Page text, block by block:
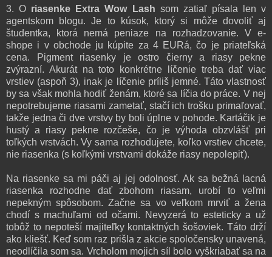
3. O riasenke Extra Wow Lash som zatiaľ písala len v
agentskom blogu. Je to kúsok, ktorý si môže dovoliť aj
študentka, ktorá nemá peniaze na rozhadzovanie. V e-
shope i v obchode ju kúpite za 4 EURá, čo je priateľská
cena. Pigment riasenky je ostro čierny a riasy pekne
zvýrazní. Akurát na toto konkrétne líčenie treba dať viac
vrstiev (aspoň 3), inak je líčenie príliš jemné. Táto vlastnosť
by sa však mohla hodiť ženám, ktoré sa líčia do práce. V nej
nepotrebujeme riasami zametať, stačí ich trošku primaľovať,
takže jedna či dve vrstvy by boli úplne v pohode. Kartáčik je
hustý a riasy pekne rozčeše, čo je výhoda obzvlášť pri
toľkých vrstvách. Vy sama rozhodujete, koľko vrstiev chcete,
nie riasenka (s koľkými vrstvami dokáže riasy nepolepiť).
Na riasenke sa mi páči aj jej odolnosť. Ak sa bežná lacná
riasenka rozhodne dať zbohom riasam, urobí to veľmi
nepekným spôsobom. Začne sa vo veľkom mrviť a žena
chodí s machuľami od očami. Nevyzerá to esteticky a už
tobôž to nepoteší majiteľky kontaktných šošoviek. Táto drží
ako kliešť. Keď som raz prišla z akcie spoločensky unavená,
neodlíčila som sa. Vrcholom mojich síl bolo vyškriabať sa na